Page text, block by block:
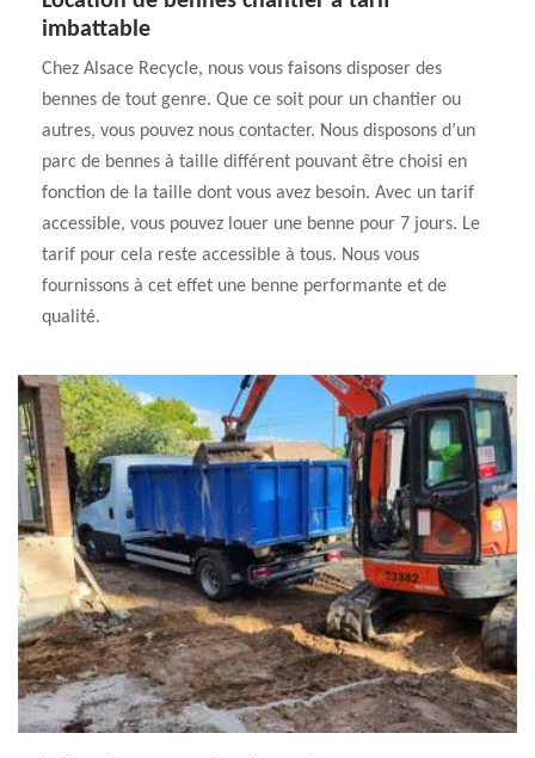
imbattable
Chez Alsace Recycle, nous vous faisons disposer des
bennes de tout genre. Que ce soit pour un chantier ou
autres, vous pouvez nous contacter. Nous disposons d’un
parc de bennes à taille différent pouvant être choisi en
fonction de la taille dont vous avez besoin. Avec un tarif
accessible, vous pouvez louer une benne pour 7 jours. Le
tarif pour cela reste accessible à tous. Nous vous
fournissons à cet effet une benne performante et de
qualité.